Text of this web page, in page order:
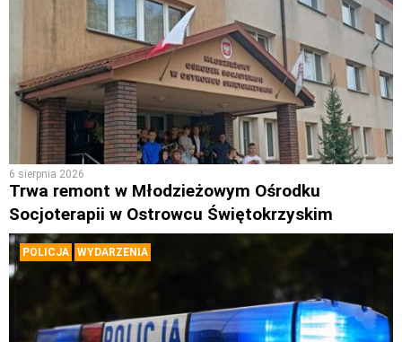
6 sierpnia 2026
Trwa remont w Młodzieżowym Ośrodku
Socjoterapii w Ostrowcu Świętokrzyskim
POLICJA WYDARZENIA